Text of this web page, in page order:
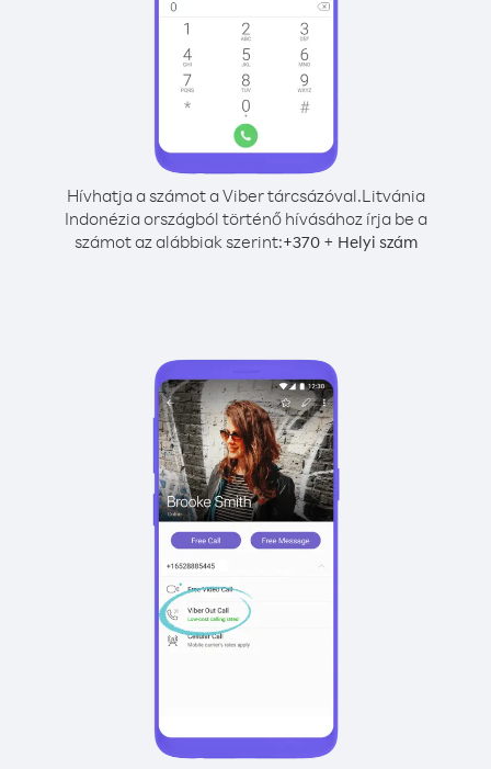
Hívhatja a számot a Viber tárcsázóval.Litvánia
Indonézia országból történő hívásához írja be a
számot az alábbiak szerint:+370+ Helyi szám